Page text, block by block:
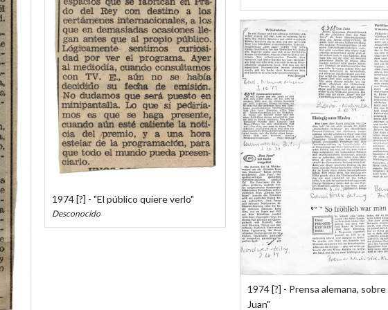
1974 [?] - "El público quiere verlo"
Desconocido
1974 [?] - Prensa alemana,
Juan"